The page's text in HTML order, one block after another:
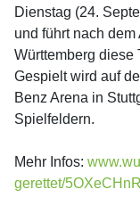
Dienstag (24.
und führt nach
Württemberg diese
Gespielt wird auf
Benz Arena in
Spielfeldern.
Mehr Infos:
gerettet/